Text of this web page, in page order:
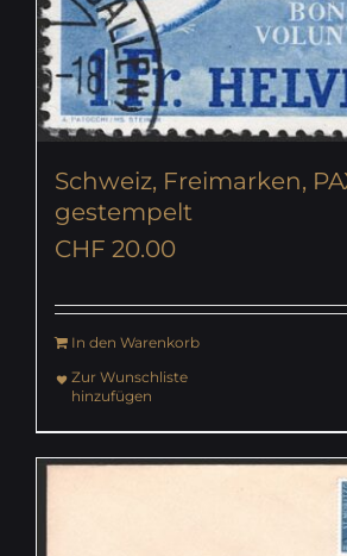
Schweiz, Freimarken,
gestempelt
CHF 20.00
In den Warenkorb
Zur Wunschliste
hinzufügen